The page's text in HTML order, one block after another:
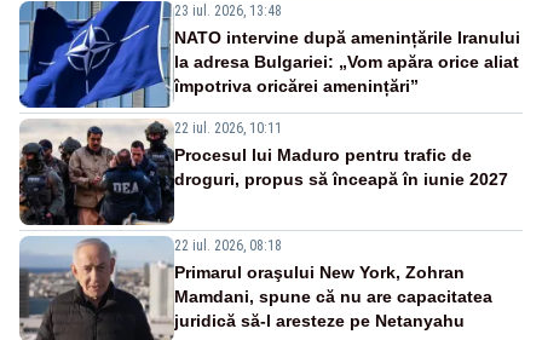
23 iul. 2026, 13:48
NATO intervine după amenințările Iranului
la adresa Bulgariei: „Vom apăra orice aliat
împotriva oricărei amenințări”
22 iul. 2026, 10:11
Procesul lui Maduro pentru trafic de
droguri, propus să înceapă în iunie 2027
22 iul. 2026, 08:18
Primarul oraşului New York, Zohran
Mamdani, spune că nu are capacitatea
juridică să-l aresteze pe Netanyahu